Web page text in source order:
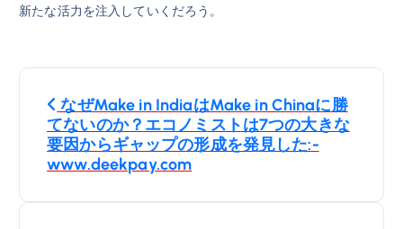
新たな活力を注入していくだろう。
投
稿
ナ
なぜMake in IndiaはMake in Chinaに勝
てないのか？エコノミストは7つの大きな
要因からギャップの形成を発見した:-
www.deekpay.com